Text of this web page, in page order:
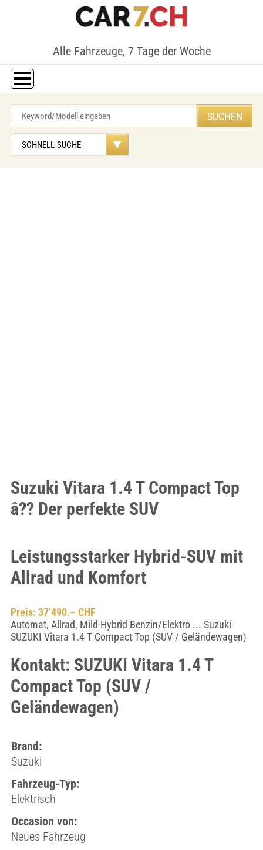
Alle Fahrzeuge, 7 Tage der Woche
Suzuki Vitara 1.4 T Compact Top
â?? Der perfekte SUV
Leistungsstarker Hybrid-SUV mit
Allrad und Komfort
Preis: 37’490.– CHF
Automat, Allrad, Mild-Hybrid Benzin/Elektro ... Suzuki
SUZUKI Vitara 1.4 T Compact Top (SUV / Geländewagen)
Kontakt: SUZUKI Vitara 1.4 T
Compact Top (SUV /
Geländewagen)
Brand:
Suzuki
Fahrzeug-Typ:
Elektrisch
Occasion von:
Neues Fahrzeug